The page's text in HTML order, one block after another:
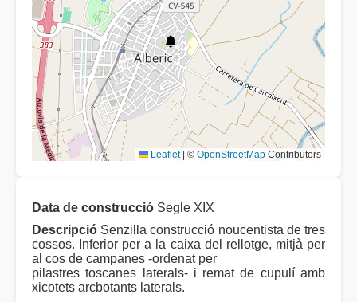
Leaflet © OpenStreetMap Contributors
Data de construcció Segle XIX
Descripció Senzilla construcció noucentista de tres
cossos. Inferior per a la caixa del rellotge, mitjà per
al cos de campanes -ordenat per
pilastres toscanes laterals- i remat de cupulí amb
xicotets arcbotants laterals.